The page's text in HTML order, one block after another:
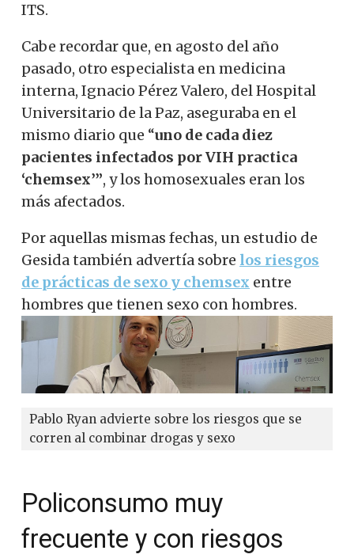
ITS.
Cabe recordar que, en agosto del año
pasado, otro especialista en medicina
interna, Ignacio Pérez Valero, del Hospital
Universitario de la Paz, aseguraba en el
mismo diario que “uno de cada diez
pacientes infectados por VIH practica
‘chemsex’”, y los homosexuales eran los
más afectados.
Por aquellas mismas fechas, un estudio de
Gesida también advertía sobre los riesgos
de prácticas de sexo y chemsex entre
hombres que tienen sexo con hombres.
Pablo Ryan advierte sobre los riesgos que se
corren al combinar drogas y sexo
Policonsumo muy
frecuente y con riesgos